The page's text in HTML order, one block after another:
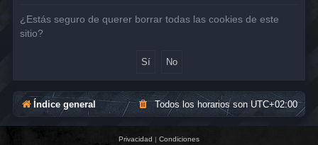
¿Estás seguro de querer borrar todas las cookies de este
sitio?
Índice general Todos los horarios sonUTC+02:00
Privacidad | Condiciones